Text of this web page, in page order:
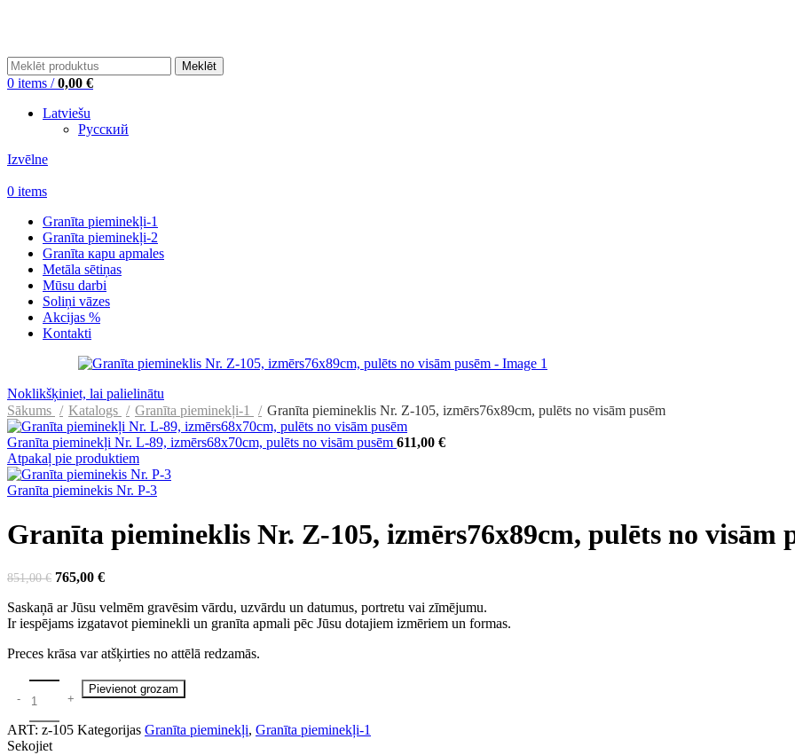
Meklēt
0 items / 0,00 €
Latviešu
Русский
Izvēlne
0 items
Granīta pieminekļi-1
Granīta pieminekļi-2
Granīta кapu apmales
Metāla sētiņas
Mūsu darbi
Soliņi vāzes
Akcijas %
Kontakti
Noklikšķiniet, lai palielinātu
Sākums
Katalogs Granīta pieminekļi-1 Granīta piemineklis Nr. Z-105, izmērs76x89cm, pulēts no visām pusēm
Granīta pieminekļi Nr. L-89, izmērs68x70cm, pulēts no visām pusēm 611,00 €
Atpakaļ pie produktiem
Granīta pieminekis Nr. P-3
Granīta piemineklis Nr. Z-105, izmērs76x89cm, pulēts no visām
851,00€ Original
was:
851,00 €.
765,00 €Current
is:
765,00 €.
Saskaņā ar Jūsu velmēm gravēsim vārdu, uzvārdu un datumus, portretu vai zīmējumu.
Ir iespējams izgatavot pieminekli un granīta apmali pēc Jūsu dotajiem izmēriem un formas.
Preces krāsa var atšķirties no attēlā redzamās.
Pievienot grozam
ART: z-105 Kategorijas Granīta pieminekļi, Granīta pieminekļi-1
Sekojiet